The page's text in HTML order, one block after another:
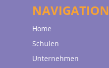
NAVIGATION
Home
Schulen
Unternehmen